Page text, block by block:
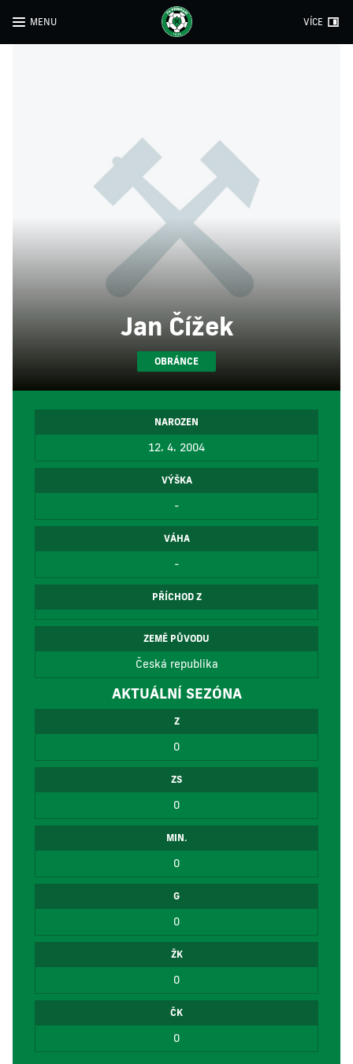
MENU VÍCE
Jan Čížek
OBRÁNCE
NAROZEN
12. 4. 2004
VÝŠKA
-
VÁHA
-
PŘÍCHOD Z
ZEMĚ PŮVODU
Česká republika
AKTUÁLNÍ SEZÓNA
Z
0
ZS
0
MIN.
0
G
0
ŽK
0
ČK
0